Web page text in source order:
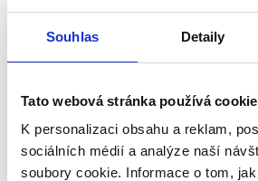
Souhlas Detaily
Tato webová stránka používá
K personalizaci obsahu a reklam,
sociálních médií a analýze naší
soubory cookie. Informace o tom,
einloggen.
Bewerten Sie das